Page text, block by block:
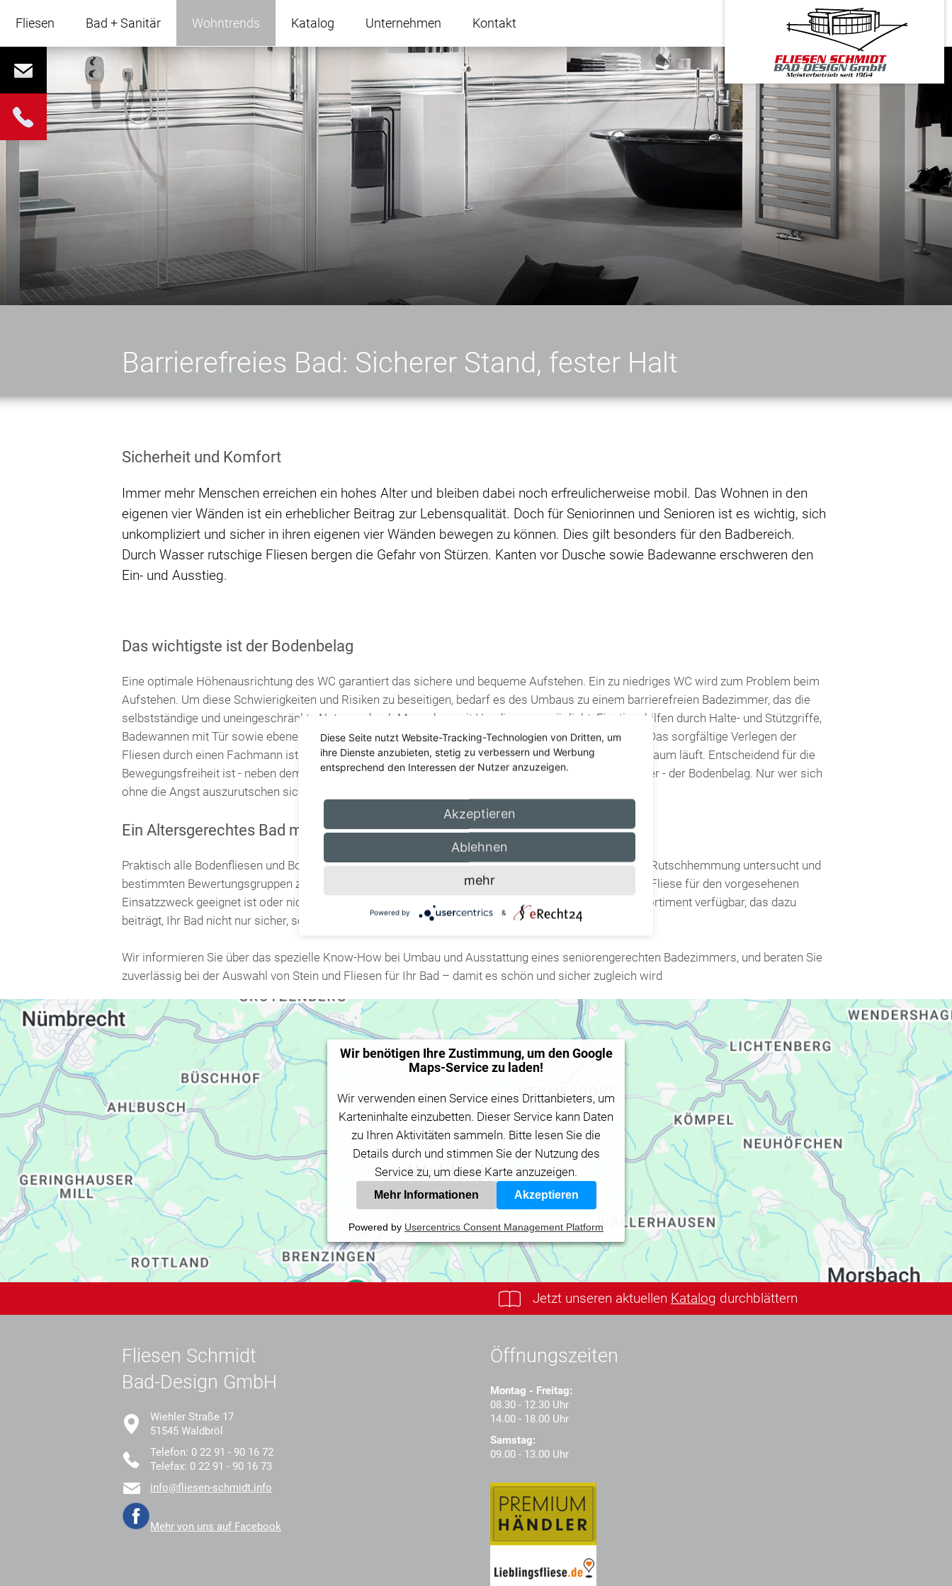
überspringen
Fliesen Bad + Sanitär Wohntrends Katalog Unternehmen Kontakt
Barrierefreies Bad: Sicherer Stand, fester Halt
Sicherheit und Komfort
Immer mehr Menschen erreichen ein hohes Alter und bleiben dabei noch erfreulicherweise mobil. Das Wohnen in den
eigenen vier Wänden ist ein erheblicher Beitrag zur Lebensqualität. Doch für Seniorinnen und Senioren ist es wichtig, sich
unkompliziert und sicher in ihren eigenen vier Wänden bewegen zu können. Dies gilt besonders für den Badbereich.
Durch Wasser rutschige Fliesen bergen die Gefahr von Stürzen. Kanten vor Dusche sowie Badewanne erschweren den
Ein- und Ausstieg.
Das wichtigste ist der Bodenbelag
Eine optimale Höhenausrichtung des WC garantiert das sichere und bequeme Aufstehen. Ein zu niedriges WC wird zum Problem beim
Aufstehen. Um diese Schwierigkeiten und Risiken zu beseitigen, bedarf es des Umbaus zu einem barrierefreien Badezimmer, das die
selbstständige und uneingeschränkte Nutzung durch Menschen mit Handicaps ermöglicht. Einstiegshilfen durch Halte- und Stützgriffe,
Badewannen mit Tür sowie ebenerdige Duschkabinen helfen, sich auch hier problemlos zu bewegen. Das sorgfältige Verlegen der
Fliesen durch einen Fachmann ist an dieser Stelle besonders wichtig, damit das Wasser nicht in den Raum läuft. Entscheidend für die
Bewegungsfreiheit ist - neben dem ausreichenden Abstand der verschiedenen Badelemente zueinander - der Bodenbelag. Nur wer sich
ohne die Angst auszurutschen sicher bewegen kann, genießt den Komfort seines Badezimmers.
Ein Altersgerechtes Bad mit Wohlfühlcharakter
Praktisch alle Bodenfliesen und Bodenplatten, die in Deutschland auf dem Markt sind, werden auf ihre Rutschhemmung untersucht und
bestimmten Bewertungsgruppen zugeordnet, so dass Sie direkt erkennen können, ob die gewünschte Fliese für den vorgesehenen
Einsatzzweck geeignet ist oder nicht. Sie sind in einem breit gefächerten und abwechslungsreichen Sortiment verfügbar, das dazu
beiträgt, Ihr Bad nicht nur sicher, sondern zu einer Wohlfühloase zu machen.
Wir informieren Sie über das spezielle Know-How bei Umbau und Ausstattung eines seniorengerechten Badezimmers, und beraten Sie
zuverlässig bei der Auswahl von Stein und Fliesen für Ihr Bad – damit es schön und sicher zugleich wird
Wir benötigen Ihre Zustimmung, um den Google
Maps-Service zu laden!
Wir verwenden einen Service eines Drittanbieters, um
Karteninhalte einzubetten. Dieser Service kann Daten
zu Ihren Aktivitäten sammeln. Bitte lesen Sie die
Details durch und stimmen Sie der Nutzung des
Service zu, um diese Karte anzuzeigen.
Mehr Informationen Akzeptieren
Powered by Usercentrics Consent Management Platform
Jetzt unseren aktuellen Katalog durchblättern
Fliesen Schmidt
Bad-Design GmbH
Wiehler Straße 17
51545 Waldbröl
Telefon: 0 22 91 - 90 16 72
Telefax: 0 22 91 - 90 16 73
info@fliesen-schmidt.info
Mehr von uns auf Facebook
Öffnungszeiten
Montag - Freitag:
08.30 - 12.30 Uhr
14.00 - 18.00 Uhr
Samstag:
09.00 - 13.00 Uhr
Diese Seite nutzt Website-Tracking-Technologien von Dritten, um
ihre Dienste anzubieten, stetig zu verbessern und Werbung
entsprechend den Interessen der Nutzer anzuzeigen.
Akzeptieren
Ablehnen
mehr
Powered by &